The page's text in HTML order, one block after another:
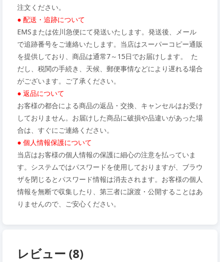
注文ください。
● 配送・追跡について
EMSまたは佐川急便にて発送いたします。発送後、メール
で追跡番号をご連絡いたします。当店はスーパーコピー通販
を提供しており、商品は通常7～15日でお届けします。 た
だし、税関の手続き、天候、郵便事情などにより遅れる場合
がございます。ご了承ください。
● 返品について
お客様の都合による商品の返品・交換、キャンセルはお受け
しておりません。お届けした商品に破損や品違いがあった場
合は、すぐにご連絡ください。
● 個人情報保護について
当店はお客様の個人情報の保護に細心の注意を払っていま
す。システムではパスワードを使用しておりますが、ブラウ
ザを閉じるとパスワード情報は消去されます。お客様の個人
情報を無断で収集したり、第三者に譲渡・公開することはあ
りませんので、ご安心ください。
レビュー (8)